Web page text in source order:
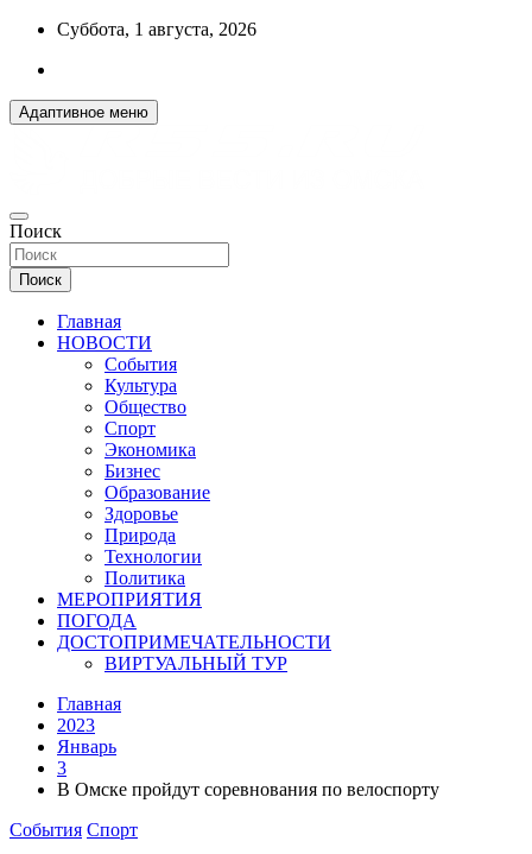
Перейти
содержимому
Суббота, 1 августа, 2026
Адаптивное меню
R55.RU
ДОБРЫЕ ВЕСТИ ИЗ ОМСКА
Поиск
Поиск
Главная
НОВОСТИ
События
Культура
Общество
Спорт
Экономика
Бизнес
Образование
Здоровье
Природа
Технологии
Политика
МЕРОПРИЯТИЯ
ПОГОДА
ДОСТОПРИМЕЧАТЕЛЬНОСТИ
ВИРТУАЛЬНЫЙ ТУР
Главная
2023
Январь
3
В Омске пройдут соревнования по велоспорту
События Спорт